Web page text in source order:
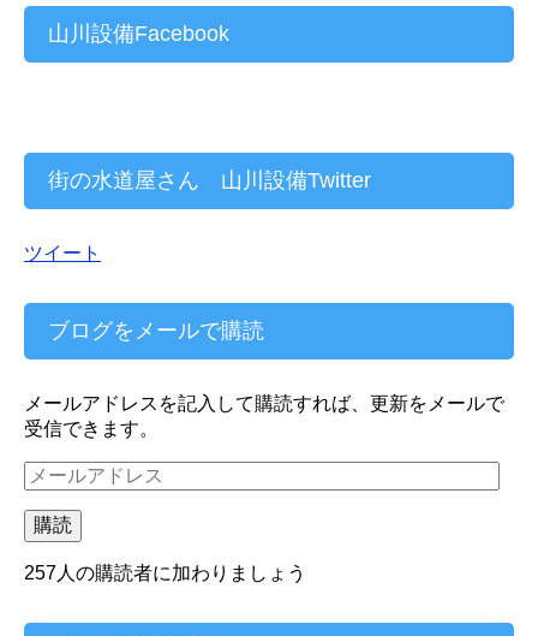
山川設備Facebook
街の水道屋さん 山川設備Twitter
ツイート
ブログをメールで購読
メールアドレスを記入して購読すれば、更新をメールで
受信できます。
メ
ー
ル
ア
ド
ス
購読
257人の購読者に加わりましょう